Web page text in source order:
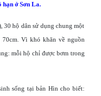
hạn ở Sơn La.
30 hộ dân sử dụng chung một
Vì khó khăn về nguồn
mỗi hộ chỉ được bơm trong
sống tại bản Hìn cho biết: